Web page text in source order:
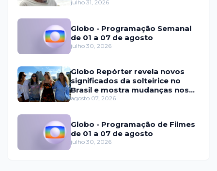
fraude internacional
julho 31, 2026
Globo - Programação Semanal
de 01 a 07 de agosto
julho 30, 2026
Globo Repórter revela novos
significados da solteirice no
Brasil e mostra mudanças nos
relacionamentos
agosto 07, 2026
Globo - Programação de Filmes
de 01 a 07 de agosto
julho 30, 2026